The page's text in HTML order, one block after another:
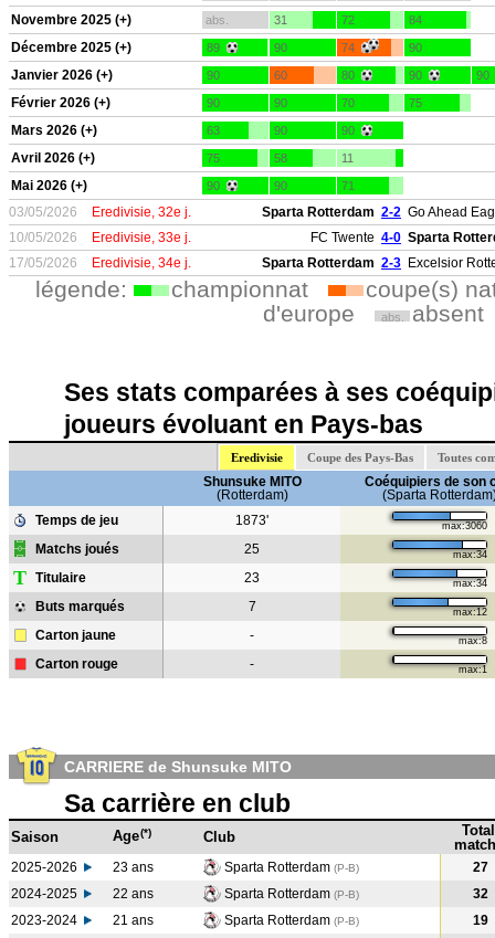
Novembre 2025 (+) abs. 31 72 84
Décembre 2025 (+) 89 90 74 90
Janvier 2026 (+) 90 60 80 90 90
Février 2026 (+) 90 90 70 75
Mars 2026 (+) 63 90 90
Avril 2026 (+) 75 58 11
Mai 2026 (+) 90 90 71
03/05/2026 Eredivisie, 32e j. Sparta Rotterdam 2-2 Go Ahead
10/05/2026
Eredivisie, 33e j. FC Twente 4-0 Sparta
17/05/2026
Eredivisie, 34e j. Sparta Rotterdam 2-3 Excelsior
légende: championnat
coupe(s)
d'europe
abs. absent
Ses stats comparées à ses
joueurs évoluant en Pays-bas
Eredivisie Coupe des Pays-Bas Toutes
Shunsuke MITO
(Rotterdam)
Coéquipiers de son
(Sparta
Temps de jeu
1873' max:3060
Matchs joués 25 max:34
T Titulaire 23 max:34
Buts marqués 7 max:12
Carton jaune - max:8
Carton rouge - max:1
CARRIERE de Shunsuke MITO
Sa carrière en club
Saison Age(*) Club
Total
2025-2026 23 ans Sparta Rotterdam (P-B)
27
2024-2025
22 ans Sparta Rotterdam (P-B)
32
2023-2024
21 ans Sparta Rotterdam (P-B)
19